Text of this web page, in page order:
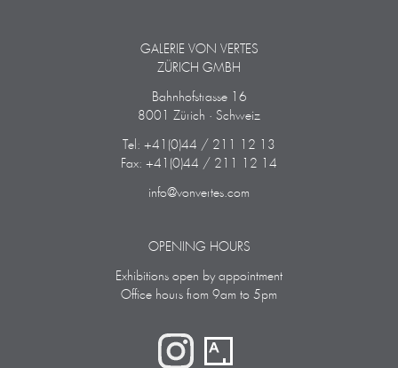
GALERIE VON VERTES
ZÜRICH GMBH
Bahnhofstrasse 16
8001 Zürich · Schweiz
Tel: +41(0)44 / 211 12 13
Fax: +41(0)44 / 211 12 14
info@vonvertes.com
OPENING HOURS
Exhibitions open by appointment
Office hours from 9am to 5pm